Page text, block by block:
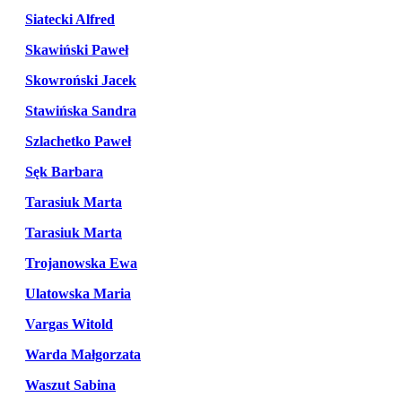
Siatecki Alfred
Skawiński Paweł
Skowroński Jacek
Stawińska Sandra
Szlachetko Paweł
Sęk Barbara
Tarasiuk Marta
Tarasiuk Marta
Trojanowska Ewa
Ulatowska Maria
Vargas Witold
Warda Małgorzata
Waszut Sabina